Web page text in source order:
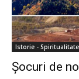
Istorie - Spiritualitate
Şocuri de